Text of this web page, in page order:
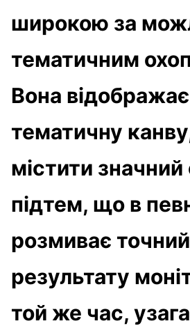
широкою за
тематичним
Вона
тематичну
містити
підтем, що в
розмиває
результату
той же час,